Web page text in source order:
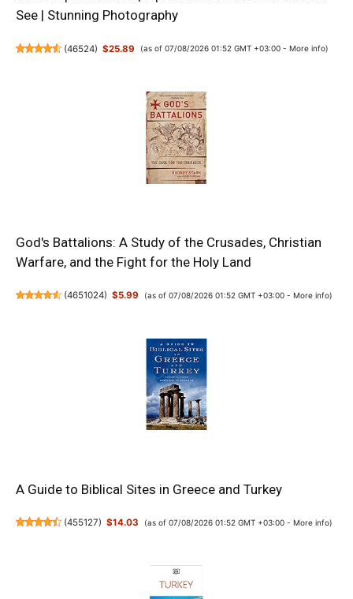
See | Stunning Photography
(46524) $25.89 (as of 07/08/2026 01:52 GMT +03:00 - More info)
God's Battalions: A Study of the Crusades, Christian
Warfare, and the Fight for the Holy Land
(4651024) $5.99 (as of 07/08/2026 01:52 GMT +03:00 - More info)
A Guide to Biblical Sites in Greece and Turkey
(455127) $14.03 (as of 07/08/2026 01:52 GMT +03:00 - More info)